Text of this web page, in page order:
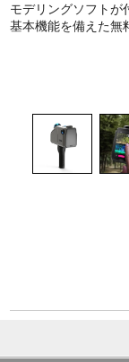
モデリングソフトが
基本機能を備えた無